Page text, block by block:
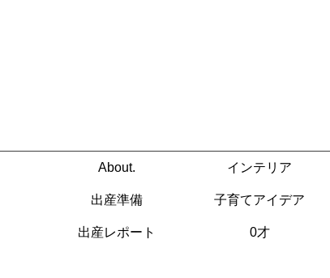
About. インテリア
出産準備 子育てアイデア
出産レポート 0才